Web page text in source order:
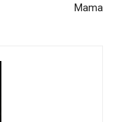
Mama